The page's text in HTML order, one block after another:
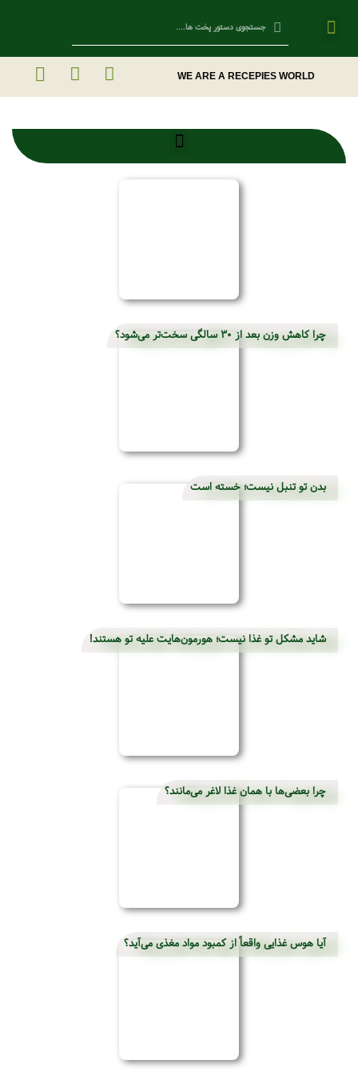
WE ARE A RECEPIES WORLD
چرا کاهش وزن بعد از ۳۰ سالگی سخت‌تر می‌شود؟
بدن تو تنبل نیست؛ خسته است
شاید مشکل تو غذا نیست؛ هورمون‌هایت علیه تو هستند!
چرا بعضی‌ها با همان غذا لاغر می‌مانند؟
آیا هوس غذایی واقعاً از کمبود مواد مغذی می‌آید؟